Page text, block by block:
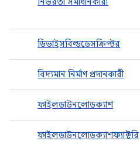
ডিভাইসবিল্ডডেসক্রিপ্টর
বিদ্যমান নির্মাণ প্রদানকারী
ফাইলডাউনলোডক্যাশ
ফাইলডাউনলোডক্যাশফ্যাক্টরি